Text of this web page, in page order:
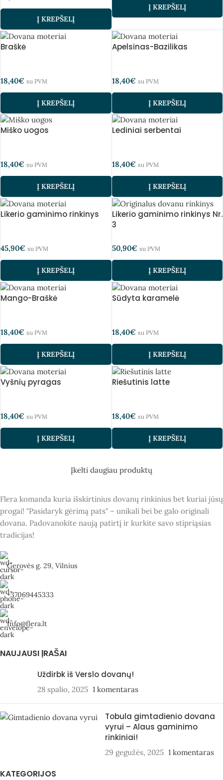
Į KREPŠELĮ
Į KREPŠELĮ
Braškė
18,40€ su PVM
Į KREPŠELĮ
Apelsinas-Bazilikas
18,40€ su PVM
Į KREPŠELĮ
Miško uogos
18,40€ su PVM
Į KREPŠELĮ
Lediniai serbentai
18,40€ su PVM
Į KREPŠELĮ
Likerio gaminimo rinkinys
45,90€ su PVM
Į KREPŠELĮ
Likerio gaminimo rinkinys Nr.
3
50,90€ su PVM
Į KREPŠELĮ
Mango-Braškė
18,40€ su PVM
Į KREPŠELĮ
Sūdyta karamelė
18,40€ su PVM
Į KREPŠELĮ
Vyšnių pyragas
18,40€ su PVM
Į KREPŠELĮ
Riešutinis latte
18,40€ su PVM
Į KREPŠELĮ
Įkelti daugiau produktų
Flera komanda kuria išskirtinius dovanų rinkinius bet kuriai jūsų
progai! "Pasidaryk gėrimą pats" – unikali bei be galo originali
dovana. Padovanokite naują patirtį ir kurkite savo stipriąsias
tradicijas!
Gerovės g. 29, Vilnius
+37069445333
Info@flera.lt
NAUJAUSI ĮRAŠAI
Uždirbk iš Verslo dovanų!
28 spalio, 2025 1 komentaras
Tobula gimtadienio dovana
vyrui – Alaus gaminimo
rinkiniai!
29 gegužės, 2025 1 komentaras
KATEGORIJOS